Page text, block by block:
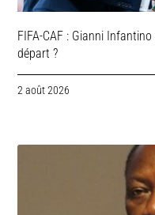
FIFA-CAF : Gianni
départ ?
2 août 2026